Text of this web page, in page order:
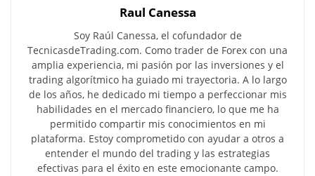
Raul Canessa
Soy Raúl Canessa, el cofundador de
TecnicasdeTrading.com. Como trader de Forex con una
amplia experiencia, mi pasión por las inversiones y el
trading algorítmico ha guiado mi trayectoria. A lo largo
de los años, he dedicado mi tiempo a perfeccionar mis
habilidades en el mercado financiero, lo que me ha
permitido compartir mis conocimientos en mi
plataforma. Estoy comprometido con ayudar a otros a
entender el mundo del trading y las estrategias
efectivas para el éxito en este emocionante campo.